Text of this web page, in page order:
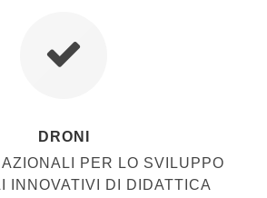
DRONI
PER LO SVILUPPO
INNOVATIVI DI DIDATTICA